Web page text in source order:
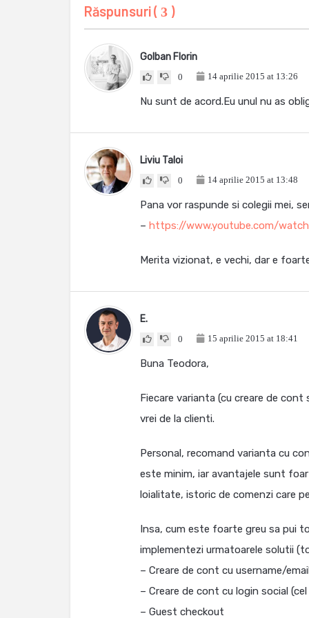
Răspunsuri ( 3 )
Golban Florin
0 14 aprilie 2015 at 13:26
Nu sunt de acord.Eu unul nu as
Liviu Taloi
0 14 aprilie 2015 at 13:48
Pana vor raspunde si colegii mei,
– https://www.youtube.com/
Merita vizionat, e vechi, dar e
E.
0 15 aprilie 2015 at 18:41
Buna Teodora,
Fiecare varianta (cu creare de
vrei de la clienti.
Personal, recomand varianta cu
este minim, iar avantajele sunt
loialitate, istoric de comenzi care
Insa, cum este foarte greu sa pui
implementezi urmatoarele solutii
– Creare de cont cu username/
– Creare de cont cu login social
– Guest checkout